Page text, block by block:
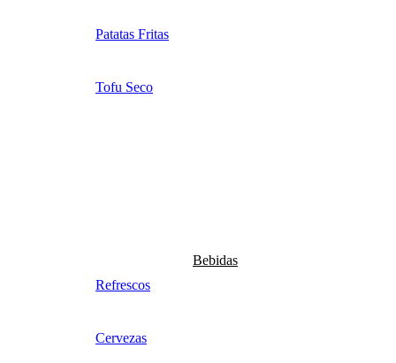
Patatas Fritas
Tofu Seco
Bebidas
Refrescos
Cervezas